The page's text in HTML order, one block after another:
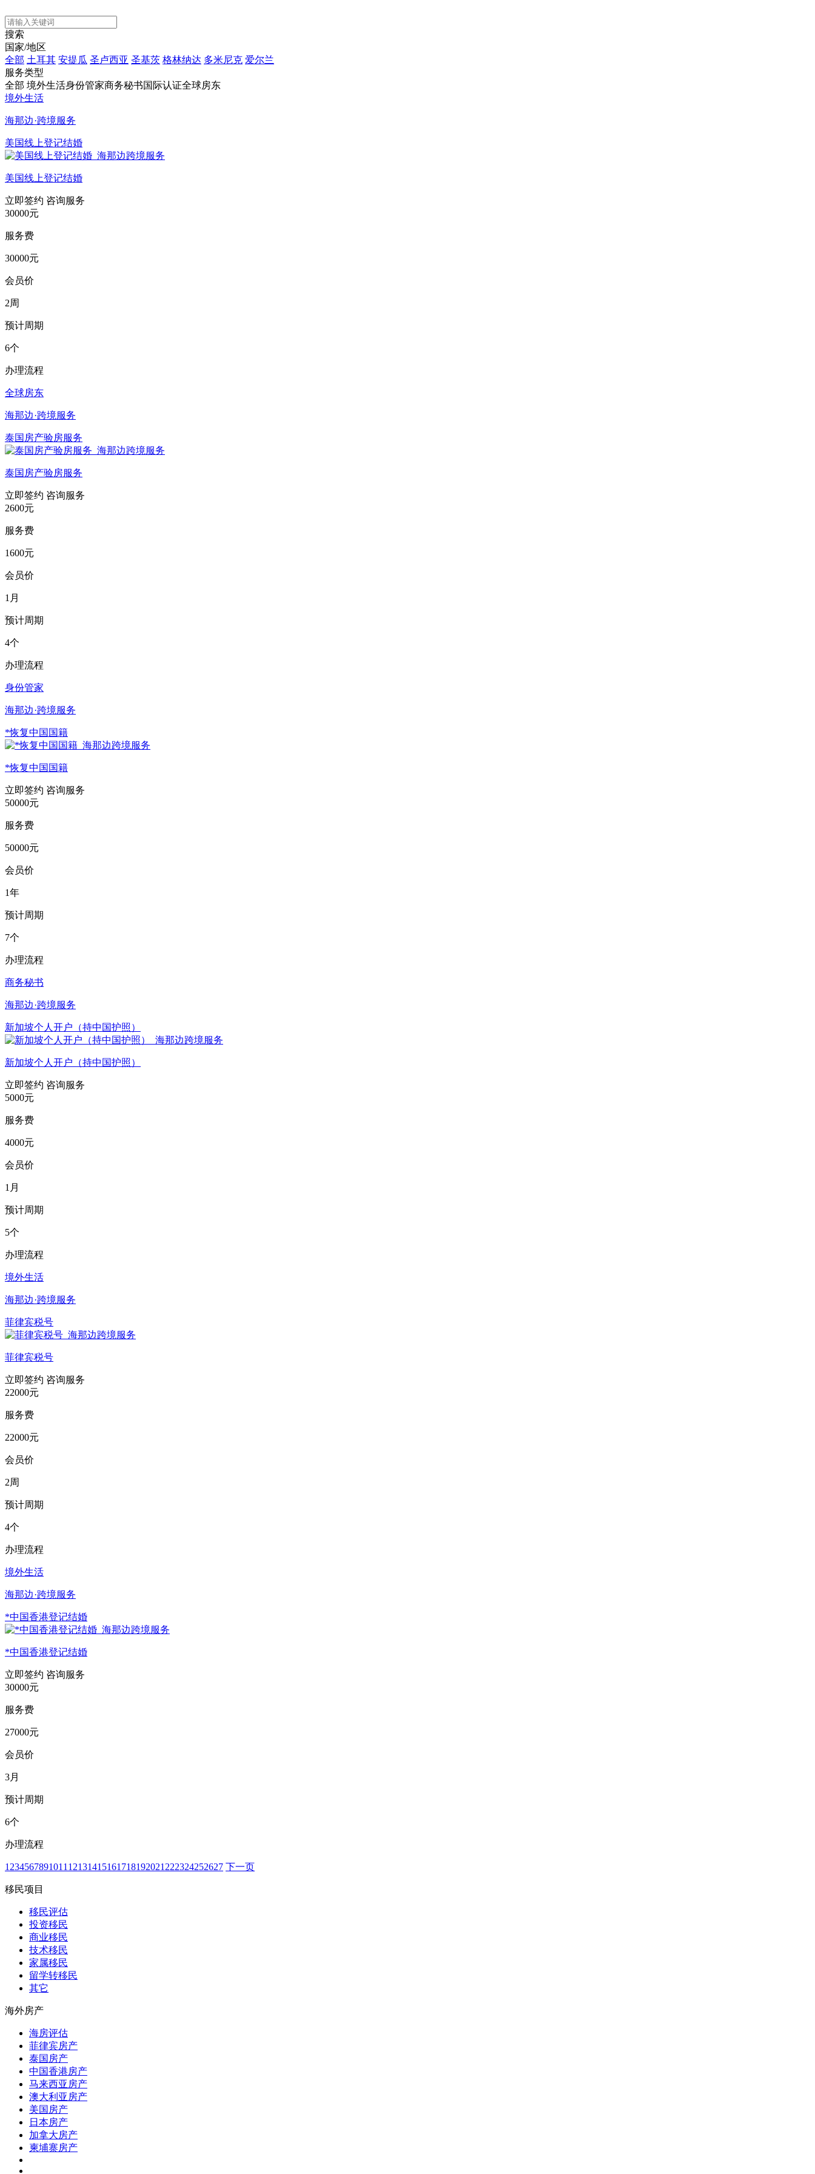
搜索
国家/地区
全部 土耳其 安提瓜 圣卢西亚 圣基茨 格林纳达 多米尼克 爱尔兰
服务类型
全部 境外生活身份管家商务秘书国际认证全球房东
境外生活
海那边·跨境服务
美国线上登记结婚
美国线上登记结婚
立即签约 咨询服务
30000元
服务费
30000元
会员价
2周
预计周期
6个
办理流程
全球房东
海那边·跨境服务
泰国房产验房服务
泰国房产验房服务
立即签约 咨询服务
2600元
服务费
1600元
会员价
1月
预计周期
4个
办理流程
身份管家
海那边·跨境服务
*恢复中国国籍
*恢复中国国籍
立即签约 咨询服务
50000元
服务费
50000元
会员价
1年
预计周期
7个
办理流程
商务秘书
海那边·跨境服务
新加坡个人开户（持中国护照）
新加坡个人开户（持中国护照）
立即签约 咨询服务
5000元
服务费
4000元
会员价
1月
预计周期
5个
办理流程
境外生活
海那边·跨境服务
菲律宾税号
菲律宾税号
立即签约 咨询服务
22000元
服务费
22000元
会员价
2周
预计周期
4个
办理流程
境外生活
海那边·跨境服务
*中国香港登记结婚
*中国香港登记结婚
立即签约 咨询服务
30000元
服务费
27000元
会员价
3月
预计周期
6个
办理流程
1 234567891011 12131415161718192021 222324252627 下一页
移民项目
移民评估
投资移民
商业移民
技术移民
家属移民
留学转移民
其它
海外房产
海房评估
菲律宾房产
泰国房产
中国香港房产
马来西亚房产
澳大利亚房产
美国房产
日本房产
加拿大房产
柬埔寨房产